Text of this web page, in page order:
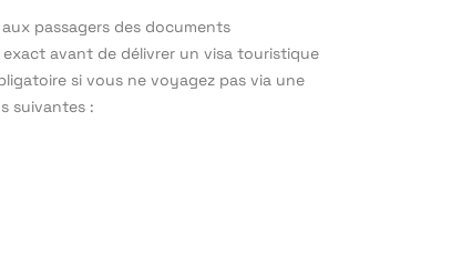
passagers des documents
avant de délivrer un visa touristique
si vous ne voyagez pas via une
suivantes :